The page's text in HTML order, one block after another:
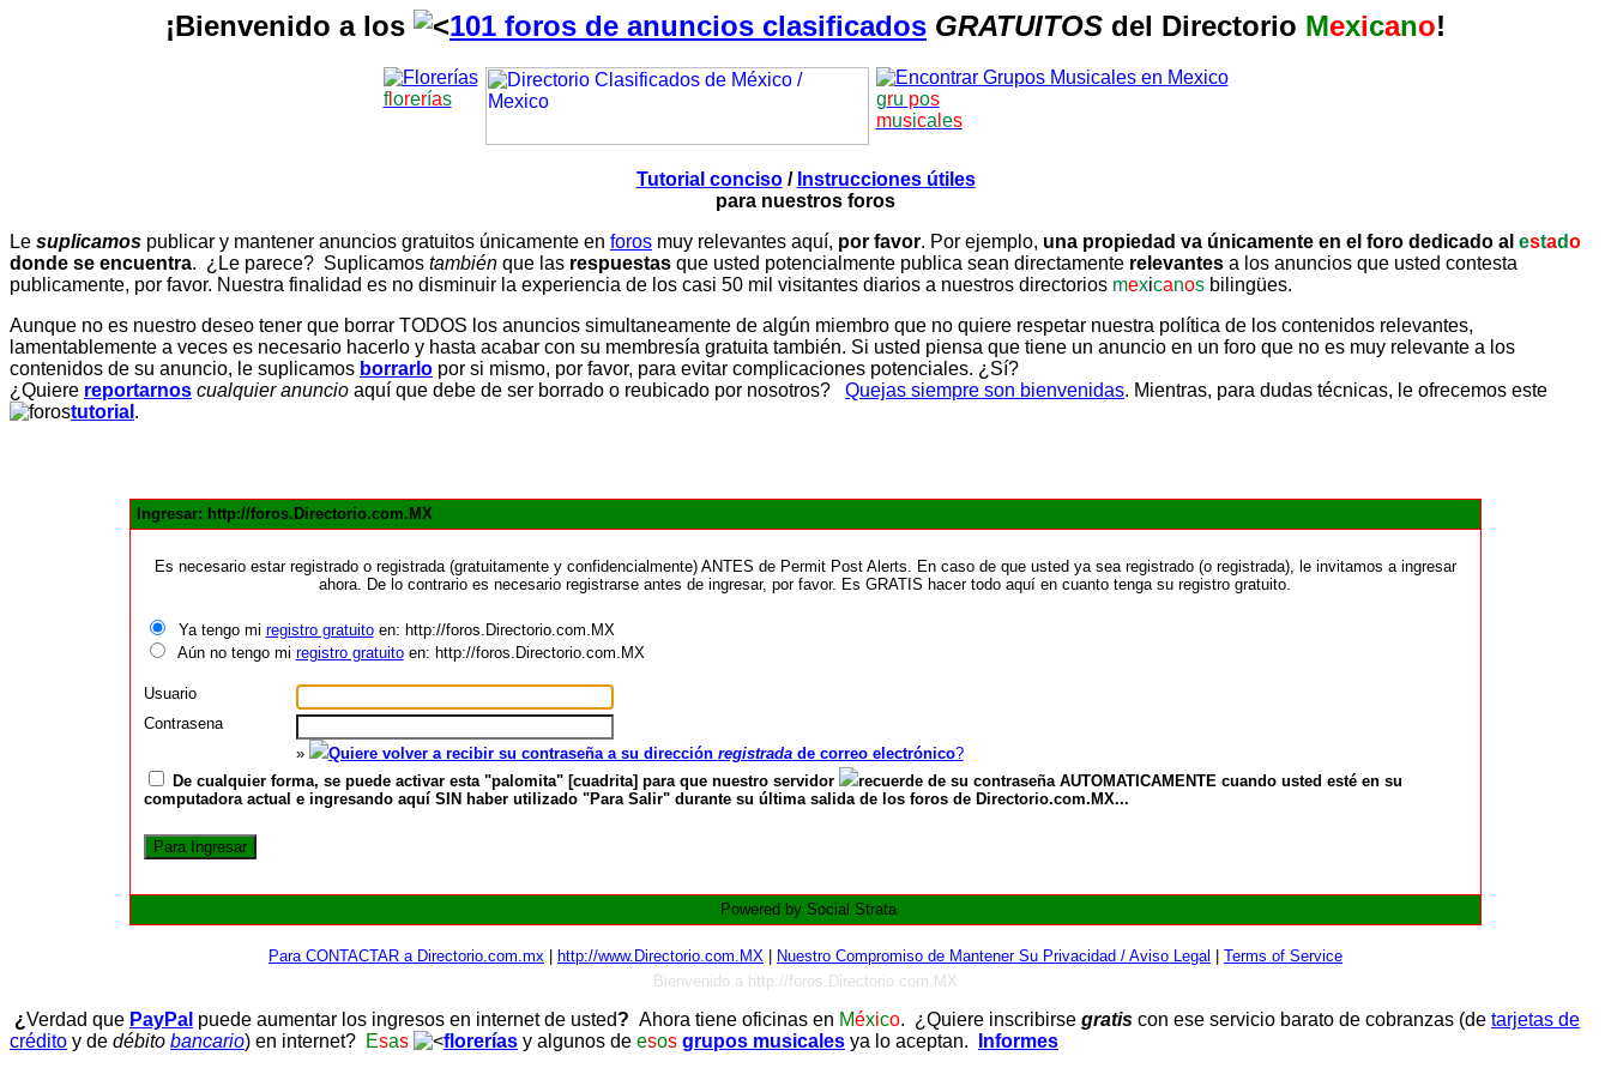
¡Bienvenido a los 101 foros de anuncios clasificados GRATUITOS del Directorio Mexicano!
florerías gru pos
musica es
Tutorial conciso/ Instrucciones útiles
para nuestros foros
Le suplicamos publicar y mantener anuncios gratuitos únicamente en foros muy relevantes aquí, por favor. Por ejemplo, una propiedad va únicamente en el foro dedicado al estado
donde se encuentra. ¿Le parece? Suplicamos también que las respuestas que usted potencialmente publica sean directamente relevantes a los anuncios que usted contesta
publicamente, por favor. Nuestra finalidad es no disminuir la experiencia de los casi 50 mil visitantes diarios a nuestros directorios mexicanos bilingües.
Aunque no es nuestro deseo tener que borrar TODOS los anuncios simultaneamente de algún miembro que no quiere respetar nuestra política de los contenidos relevantes,
lamentablemente a veces es necesario hacerlo y hasta acabar con su membresía gratuita también. Si usted piensa que tiene un anuncio en un foro que no es muy relevante a los
contenidos de su anuncio, le suplicamos borrarlo por si mismo, por favor, para evitar complicaciones potenciales. ¿Sí?
¿Quiere reportarnos cualquier anuncio aquí que debe de ser borrado o reubicado por nosotros? Quejas siempre son bienvenidas. Mientras, para dudas técnicas, le ofrecemos este
tutorial .
Ingresar: http://foros.Directorio.com.MX
Es necesario estar registrado o registrada (gratuitamente y confidencialmente) ANTES de Permit Post Alerts. En caso de que usted ya sea registrado (o registrada), le invitamos a ingresar
ahora. De lo contrario es necesario registrarse antes de ingresar, por favor. Es GRATIS hacer todo aquí en cuanto tenga su registro gratuito.
Ya tengo mi registro gratuitoen: http://foros.Directorio.com.MX
Aún no tengo mi registro gratuitoen: http://foros.Directorio.com.MX
Usuario
Contrasena
»
Quiere volver a recibir su contraseña a su dirección registradade correo electrónico?
De cualquier forma, se puede activar esta "palomita" [cuadrita] para que nuestro servidor
recuerde de su contraseña AUTOMATICAMENTE cuando usted esté en su
computadora actual e ingresando aquí SIN haber utilizado "Para Salir" durante su última salida de los foros de Directorio.com.MX...
Powered by Social Strata
Para CONTACTAR a Directorio.com.mx http://www.Directorio.com.MX Nuestro Compromiso de Mantener Su Privacidad / Aviso Legal
Terms of Service
Bienvenido a http://foros.Directorio.com.MX
¿Verdad que PayPal puede aumentar los ingresos en internet de usted? Ahora tiene oficinas en México. ¿Quiere inscribirse gratis con ese servicio barato de cobranzas (de tarjetas de
crédito y de débito bancario) en internet? Esas florerías y algunos de esos grupos musicales ya lo aceptan.
Informes